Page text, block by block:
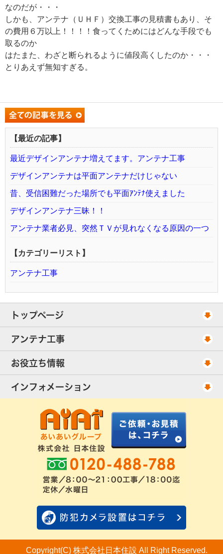
なのだが・・・
しかも、アンテナ（ＵＨＦ）交換工事の見積書もあり、そ
の費用６万以上！！！！食ってくためにはどんな手段でも
取るのか
はたまた、わざと断られるように値段高くしたのか・・・
とりあえず無知すぎる。
【最近の記事】
最近デザインアンテナ増えてます。アンテナ工事
デザインアンテナは平面アンテナだけじゃない
昔、受信困難だった場所でも平面ｱﾝﾃﾅ使えました
デザインアンテナ三昧！！
アンテナ業者必見、突然ＴＶが見れなくなる原因の一つ
【カテゴリーリスト】
アンテナ工事
トップページ
工事スケジュール
当社が選ばれる理由
出張エリア
アンテナ工事
アンテナ工事・料金
UHFアンテナ工事・料金
配線ケーブル追加工事・料金
アンテナ工事社長のブログ
アンテナ工事スケジュール
お役立ち情報
ご相談事例
アンテナの種類
工事について
良くあるアンテナ修理
インフォメーション
お客様の声
工事依頼・お見積りフォーム
Copyright(C) 株式会社日本住設 All Right Reserved.